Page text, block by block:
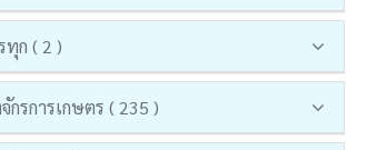
ทุก ( 2 )
จักรการเกษตร ( 235 )